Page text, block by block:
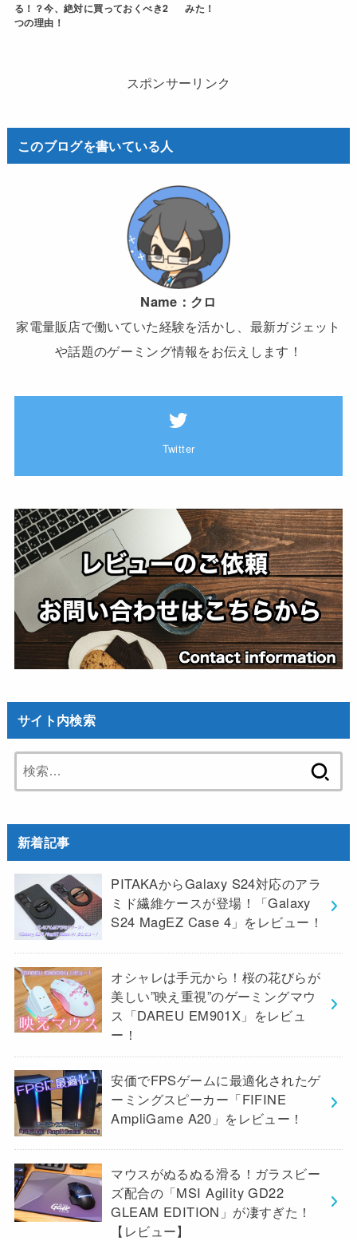
る！？今、絶対に買っておくべき2
つの理由！
みた！
スポンサーリンク
このブログを書いている人
Name： クロ
家電量販店で働いていた経験を活かし、最新ガジェット
や話題のゲーミング情報をお伝えします！
Twitter
サイト内検索
索:
新着記事
PITAKAからGalaxy S24対応のアラ
ミド繊維ケースが登場！「Galaxy
S24 MagEZ Case 4」をレビュー！
オシャレは手元から！桜の花びらが
美しい”映え重視”のゲーミングマウ
ス「DAREU EM901X」をレビュ
ー！
安価でFPSゲームに最適化されたゲ
ーミングスピーカー「FIFINE
AmpliGame A20」をレビュー！
マウスがぬるぬる滑る！ガラスビー
ズ配合の「MSI Agility GD22
GLEAM EDITION」が凄すぎた！
【レビュー】